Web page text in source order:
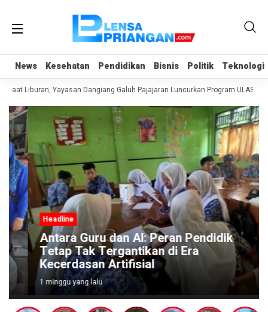
News Kesehatan Pendidikan Bisnis Politik Teknologi
News Kesehatan Pendidikan Bisnis Politik Teknologi
Saat Liburan, Yayasan Dangiang Galuh Pajajaran Luncurkan Program ULAS di
Headline
Antara Guru dan AI: Peran Pendidik
Tetap Tak Tergantikan di Era
Kecerdasan Artifisial
1 minggu yang lalu